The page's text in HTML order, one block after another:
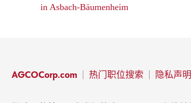
in Asbach-Bäumenheim
AGCOCorp.com 热门职位搜索 隐私声明